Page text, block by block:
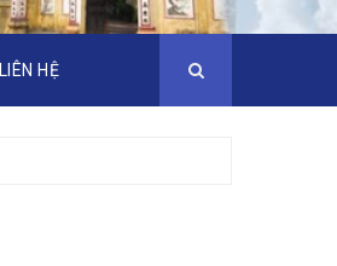
LIÊN HỆ